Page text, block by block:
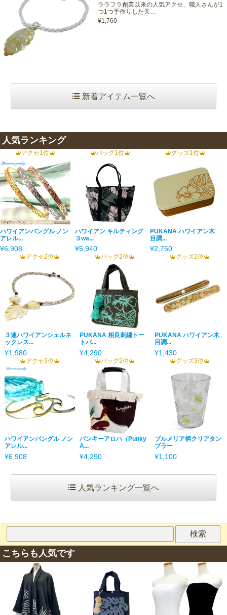
ララフラ創業以来の人気アクセ、職人さんが1
つ1つ手作りした天…
¥1,760
新着アイテム一覧へ
人気ランキング
アクセ1位
ハワイアンバングル ノン
アレル...
¥6,908
バッグ1位
ハワイアン キルティング
３wa...
¥5,940
グッズ1位
PUKANA ハワイアン木
目調...
¥2,750
アクセ2位
３連ハワイアンシェルネ
ックレス...
¥1,980
バッグ2位
PUKANA 相良刺繍トー
トバ...
¥4,290
グッズ2位
PUKANA ハワイアン木
目調...
¥1,430
アクセ3位
ハワイアンバングル ノン
アレル...
¥6,908
バッグ2位
パンキーアロハ（Punky
A...
¥4,290
グッズ3位
プルメリア柄クリアタン
ブラー
¥1,100
人気ランキング一覧へ
こちらも人気です